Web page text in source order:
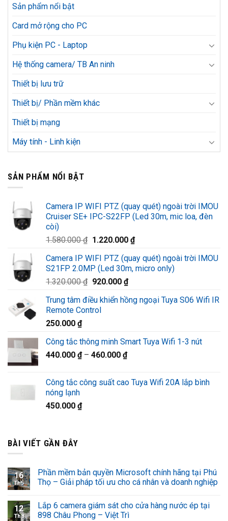
Sản phẩm nổi bật
Card mở rộng cho PC
Phụ kiện PC - Laptop
Hệ thống camera/ TB An ninh
Thiết bị lưu trữ
Thiết bị/ Phần mềm khác
Thiết bị mạng
Máy tính - Linh kiện
SẢN PHẨM NỔI BẬT
Camera IP WIFI PTZ (quay quét) ngoài trời IMOU
Cruiser SE+ IPC-S22FP (Led 30m, mic loa, đèn
còi)
1.580.000₫ Giá
là:
1.580.000 ₫.
1.220.000 ₫Giá
tại
là:
Camera IP WIFI PTZ (quay quét) ngoài trời IMOU
S21FP 2.0MP (Led 30m, micro only)
1.320.000₫ Giá
là:
1.320.000 ₫.
920.000 ₫Giá
tại
Trung tâm điều khiển hồng ngoại Tuya S06 Wifi IR
Remote Control
250.000 ₫
Công tắc thông minh Smart Tuya Wifi 1-3 nút
440.000 ₫– 460.000 ₫
Công tắc công suất cao Tuya Wifi 20A lắp bình
nóng lạnh
450.000 ₫
BÀI VIẾT GẦN ĐÂY
16
Th5
Phần mềm bản quyền Microsoft chính hãng tại Phú
Thọ – Giải pháp tối ưu cho cá nhân và doanh nghiệp
12
Th8
Lắp 6 camera giám sát cho cửa hàng nước ép tại
898 Châu Phong – Việt Trì